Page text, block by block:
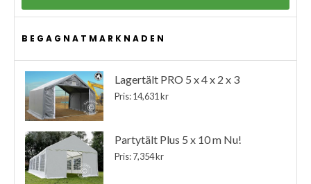
BEGAGNATMARKNADEN
Lagertält PRO 5 x 4 x 2 x 3
Pris: 14,631 kr
Partytält Plus 5 x 10 m Nu!
Pris: 7,354 kr